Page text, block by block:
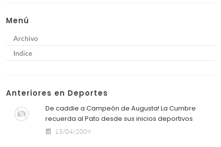
Menú
Archivo
Indice
Anteriores en Deportes
De caddie a Campeón de Augusta! La Cumbre
recuerda al Pato desde sus inicios deportivos
13/04/2009